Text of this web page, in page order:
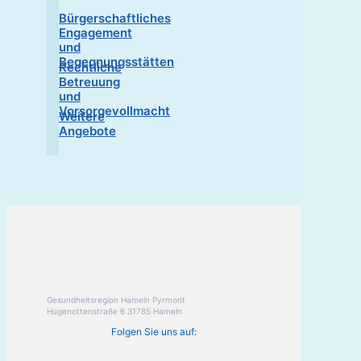
Bürgerschaftliches
Engagement
und
Begegnungsstätten
Rechtliche
Betreuung
und
Vorsorgevollmacht
Weitere
Angebote
Gesundheitsregion Hameln Pyrmont
Hugenottenstraße 6 31785 Hameln
Folgen Sie uns auf: